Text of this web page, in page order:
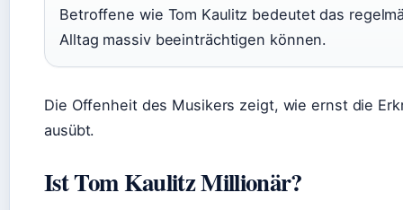
Betroffene wie Tom Kaulitz bedeutet das
Alltag massiv beeinträchtigen können.
Die Offenheit des Musikers zeigt, wie ernst die
ausübt.
Ist Tom Kaulitz Millionär?